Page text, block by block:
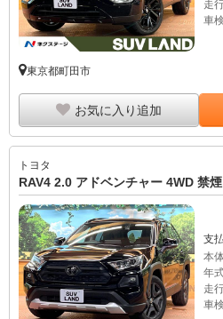
走
車検
東京都町田市
お気に入り追加
トヨタ
RAV4 2.0 アドベンチャー 4WD 禁
支
本
年
走
車検